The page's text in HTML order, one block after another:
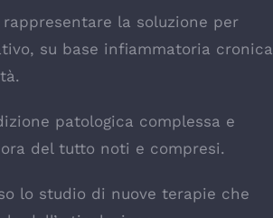
rappresentare la soluzione per
su base infiammatoria cronica
patologica complessa e
del tutto noti e compresi.
lo studio di nuove terapie che